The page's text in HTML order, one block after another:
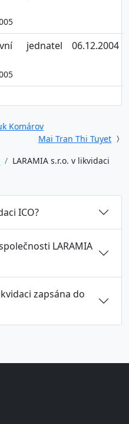
jednatel 06.12.2004
Komárov
Mai Tran Thi Tuyet
LARAMIA s.r.o. v likvidaci
ICO?
LARAMIA
zapsána do